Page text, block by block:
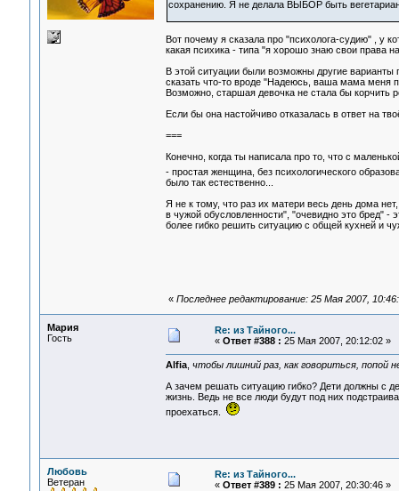
сохранению. Я не делала ВЫБОР быть
Вот почему я сказала про "психолога-судию" , у
какая психика - типа "я хорошо знаю свои права
В этой ситуации были возможны другие
сказать что-то вроде "Надеюсь, ваша мама меня
Возможно, старшая девочка не стала бы корчить
Если бы она настойчиво отказалась в ответ на
===
Конечно, когда ты написала про то, что с
- простая женщина, без психологического
было так естественно...
Я не к тому, что раз их матери весь день дома
в чужой обусловленности", "очевидно это бред" -
более гибко решить ситуацию с общей кухней и
« Последнее редактирование: 25 Мая 2007,
Мария
Гость
Re: из Тайного...
« Ответ #388 : 25 Мая 2007, 20:12:02 »
Alfia, чтобы лишний раз, как говориться, попой
А зачем решать ситуацию гибко? Дети должны с
жизнь. Ведь не все люди будут под них
проехаться.
Любовь
Ветеран
Re: из Тайного...
« Ответ #389 : 25 Мая 2007, 20:30:46 »